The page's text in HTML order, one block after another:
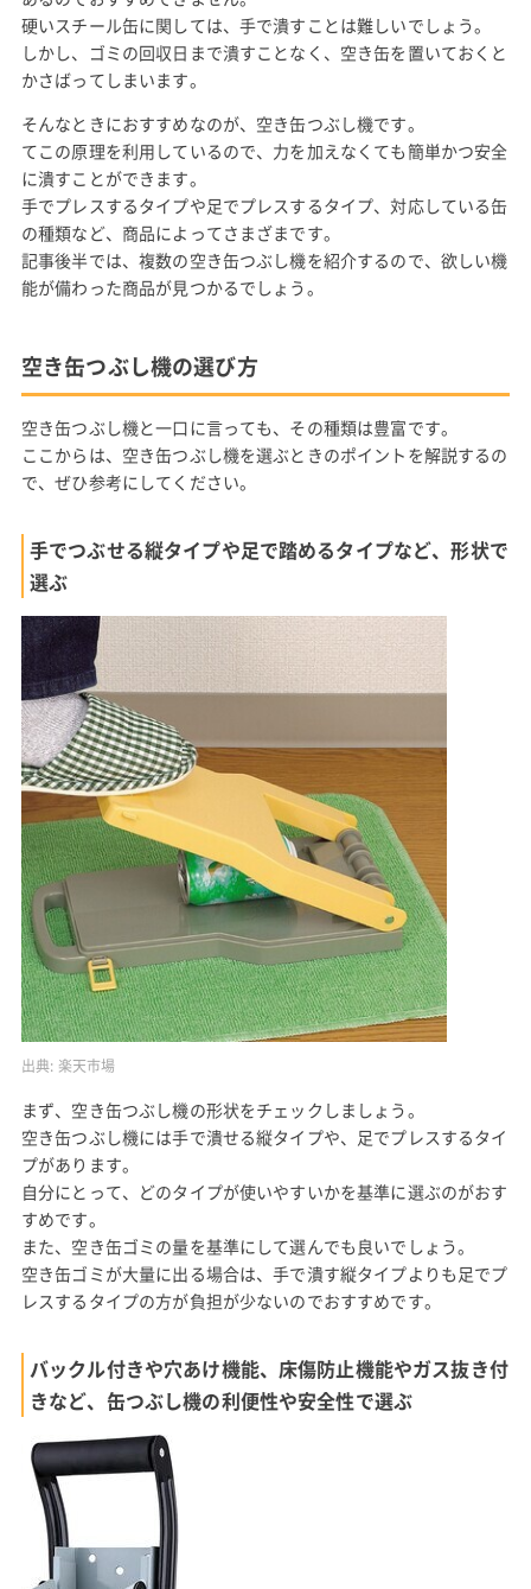
硬いスチール缶に関しては、手で潰すことは難しいでしょう。
しかし、ゴミの回収日まで潰すことなく、空き缶を置いておくと
かさばってしまいます。
そんなときにおすすめなのが、空き缶つぶし機です。
てこの原理を利用しているので、力を加えなくても簡単かつ安全
に潰すことができます。
手でプレスするタイプや足でプレスするタイプ、対応している缶
の種類など、商品によってさまざまです。
記事後半では、複数の空き缶つぶし機を紹介するので、欲しい機
能が備わった商品が見つかるでしょう。
空き缶つぶし機の選び方
空き缶つぶし機と一口に言っても、その種類は豊富です。
ここからは、空き缶つぶし機を選ぶときのポイントを解説するの
で、ぜひ参考にしてください。
手でつぶせる縦タイプや足で踏めるタイプなど、形状で
選ぶ
出典: 楽天市場
まず、空き缶つぶし機の形状をチェックしましょう。
空き缶つぶし機には手で潰せる縦タイプや、足でプレスするタイ
プがあります。
自分にとって、どのタイプが使いやすいかを基準に選ぶのがおす
すめです。
また、空き缶ゴミの量を基準にして選んでも良いでしょう。
空き缶ゴミが大量に出る場合は、手で潰す縦タイプよりも足でプ
レスするタイプの方が負担が少ないのでおすすめです。
バックル付きや穴あけ機能、床傷防止機能やガス抜き付
きなど、缶つぶし機の利便性や安全性で選ぶ